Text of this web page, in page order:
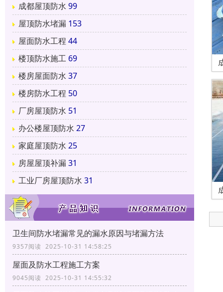
成都屋顶防水 99
屋顶防水堵漏 153
屋面防水工程 44
楼顶防水施工 69
楼房屋面防水 37
楼房防水工程 50
厂房屋顶防水 51
办公楼屋顶防水 27
家庭屋顶防水 25
房屋屋顶补漏31
工业厂房屋顶防水 31
卫生间防水堵漏常见的漏水原因与堵漏方法
9357阅读 2025-10-31 14:58:25
屋面及防水工程施工方案
9045阅读 2025-10-31 14:55:32